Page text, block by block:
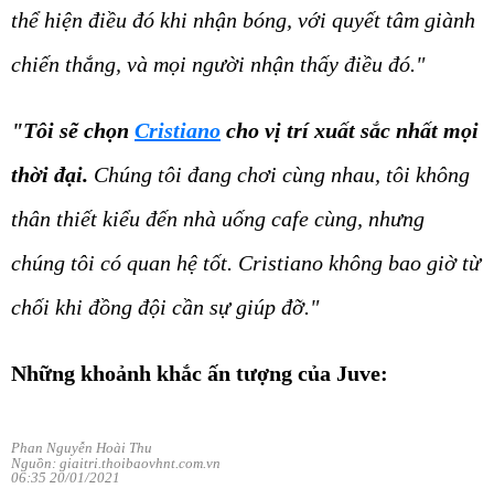
thể hiện điều đó khi nhận bóng, với quyết tâm giành
chiến thắng, và mọi người nhận thấy điều đó."
"Tôi sẽ chọn Cristiano cho vị trí xuất sắc nhất mọi
thời đại. Chúng tôi đang chơi cùng nhau, tôi không
thân thiết kiểu đến nhà uống cafe cùng, nhưng
chúng tôi có quan hệ tốt. Cristiano không bao giờ từ
chối khi đồng đội cần sự giúp đỡ."
Những khoảnh khắc ấn tượng của Juve:
Phan Nguyễn Hoài Thu
Nguồn: giaitri.thoibaovhnt.com.vn
06:35 20/01/2021